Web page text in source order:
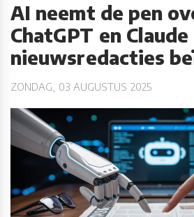
AI neemt de pen
ChatGPT en Claude
nieuwsredacties
ZONDAG, 03 AUGUSTUS 2025